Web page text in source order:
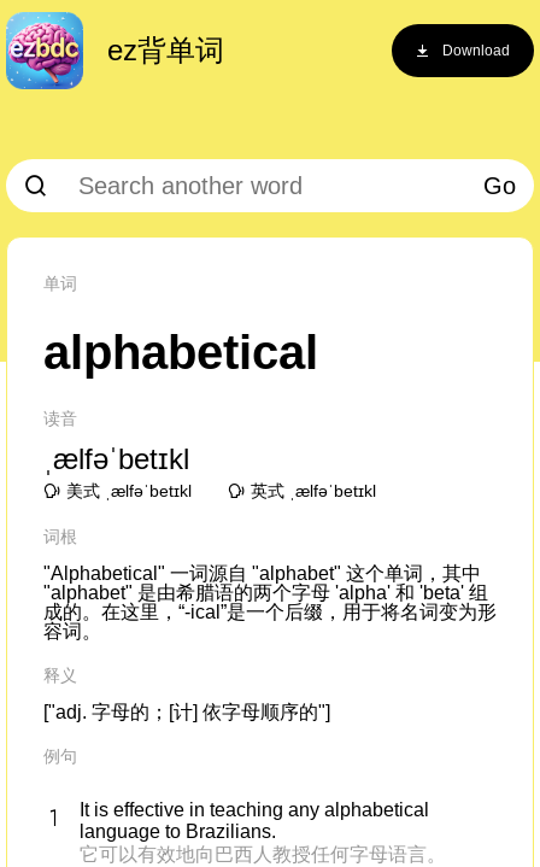
ez背单词 Download
Go
单词
alphabetical
读音
ˌælfəˈbetɪkl
美式 ˌælfəˈbetɪkl 英式 ˌælfəˈbetɪkl
词根
"Alphabetical" 一词源自 "alphabet" 这个单词，其中
"alphabet" 是由希腊语的两个字母 'alpha' 和 'beta' 组
成的。在这里，“-ical”是一个后缀，用于将名词变为形
容词。
释义
["adj. 字母的；[计] 依字母顺序的"]
例句
It is effective in teaching any alphabetical
language to Brazilians.
它可以有效地向巴西人教授任何字母语言。